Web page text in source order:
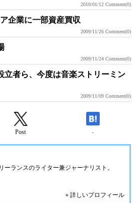
2010/01/12 Comment(0)
企業に一部資産買収
2009/11/26 Comment(0)
2009/11/24 Comment(0)
立者ら、今度は音楽ストリーミン
2009/11/09 Comment(0)
Post -
ーランスのライター兼ジャーナリスト。
» 詳しいプロフィール